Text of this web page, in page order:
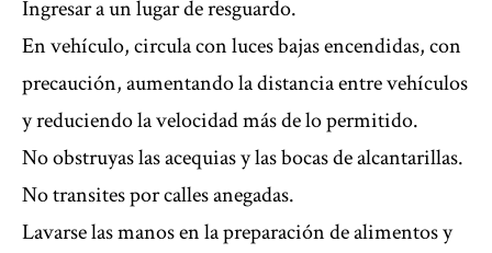
Ingresar a un lugar de resguardo.
En vehículo, circula con luces bajas encendidas, con
precaución, aumentando la distancia entre vehículos
y reduciendo la velocidad más de lo permitido.
No obstruyas las acequias y las bocas de alcantarillas.
No transites por calles anegadas.
Lavarse las manos en la preparación de alimentos y